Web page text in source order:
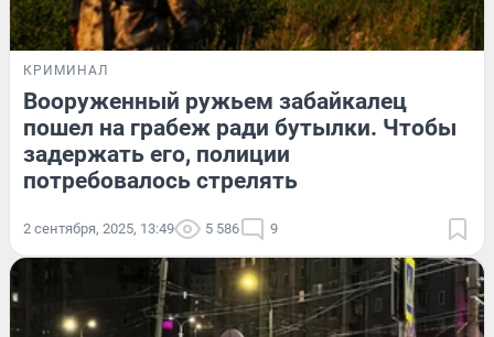
КРИМИНАЛ
Вооруженный ружьем забайкалец
пошел на грабеж ради бутылки. Чтобы
задержать его, полиции
потребовалось стрелять
2 сентября, 2025, 13:49 5 586 9